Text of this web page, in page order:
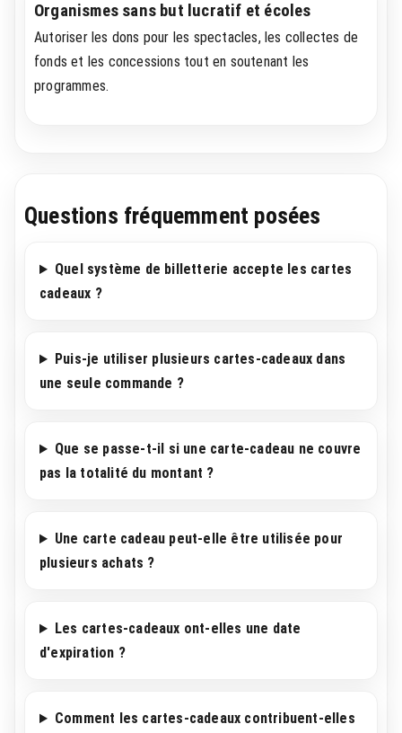
Organismes sans but lucratif et écoles
Autoriser les dons pour les spectacles, les collectes de
fonds et les concessions tout en soutenant les
programmes.
Questions fréquemment posées
Quel système de billetterie accepte les cartes
cadeaux ?
Puis-je utiliser plusieurs cartes-cadeaux dans
une seule commande ?
Que se passe-t-il si une carte-cadeau ne couvre
pas la totalité du montant ?
Une carte cadeau peut-elle être utilisée pour
plusieurs achats ?
Les cartes-cadeaux ont-elles une date
d'expiration ?
Comment les cartes-cadeaux contribuent-elles